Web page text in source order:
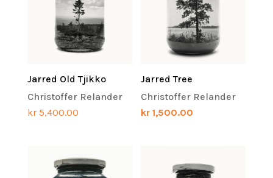
Jarred Old Tjikko
Christoffer Relander
kr5,400.00
Jarred Tree
Christoffer Relander
kr 1,500.00